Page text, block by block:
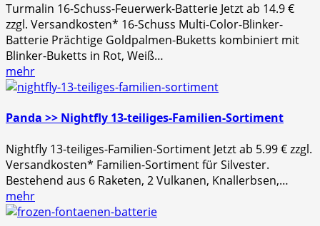
Turmalin 16-Schuss-Feuerwerk-Batterie Jetzt ab 14.9 €
zzgl. Versandkosten* 16-Schuss Multi-Color-Blinker-
Batterie Prächtige Goldpalmen-Buketts kombiniert mit
Blinker-Buketts in Rot, Weiß…
mehr
Panda >> Nightfly 13-teiliges-Familien-Sortiment
Nightfly 13-teiliges-Familien-Sortiment Jetzt ab 5.99 € zzgl.
Versandkosten* Familien-Sortiment für Silvester.
Bestehend aus 6 Raketen, 2 Vulkanen, Knallerbsen,…
mehr